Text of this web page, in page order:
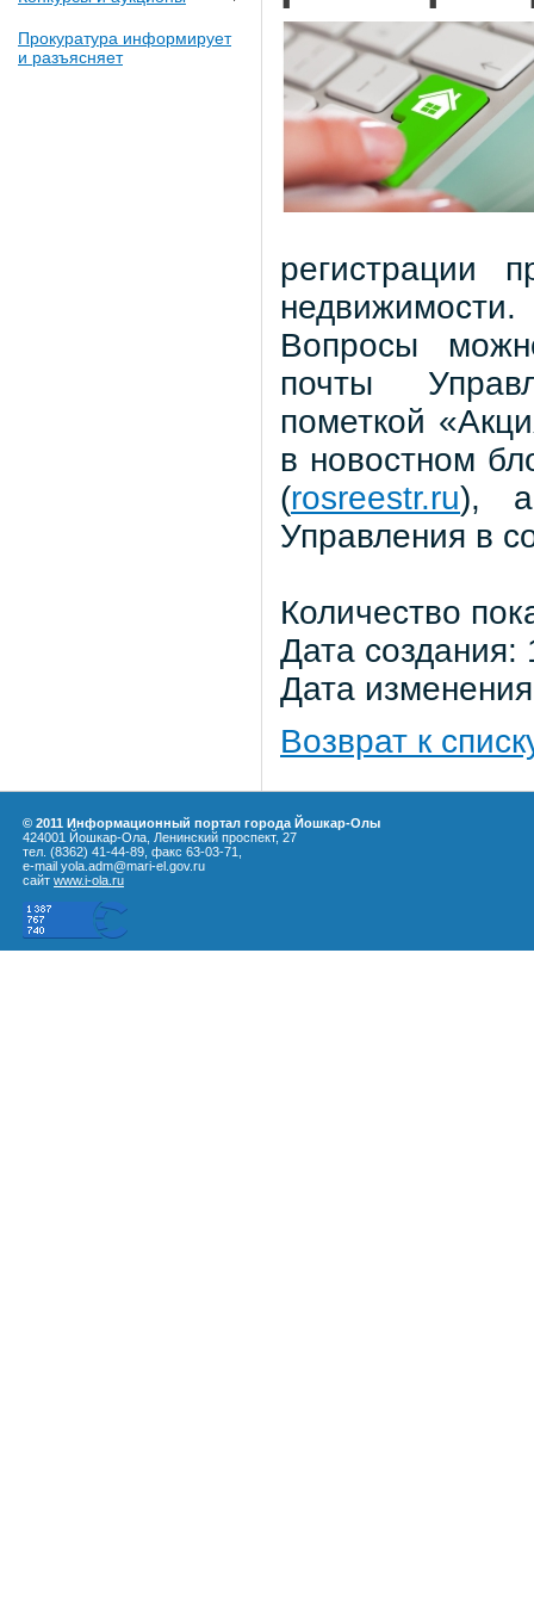
Прокуратура информирует
и разъясняет
регистрации
недвижимости.
Вопросы
почты
пометкой
в новостном
(rosreestr.ru), а
Управления в
Количество
Дата создания:
Дата
Возврат к
© 2011 Информационный портал города Йошкар-Олы
424001 Йошкар-Ола, Ленинский проспект, 27
тел. (8362) 41-44-89, факс 63-03-71,
e-mail yola.adm@mari-el.gov.ru
сайт www.i-ola.ru